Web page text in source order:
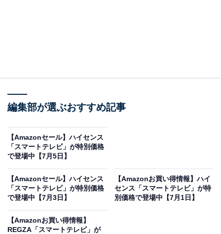
いもの部
のがもっと楽しく、もっとお得になる情報をお届け。編集部員によ
る独自レビューなど、ここでしか手に入らない情報も満載です。
※本記事で紹介している商品の購入やサービスの利用により、売上の一部が
オールアバウトに還元されることがあります。
定価格に！ 15％オフで登場
編集部が選ぶおすすめ記事
【Amazonセール】ハイセンス
「スマートテレビ」が特別価格
で登場中【7月5日】
【Amazonセール】ハイセンス
「スマートテレビ」が特別価格
で登場中【7月3日】
【Amazonお買い得情報】ハイ
センス「スマートテレビ」が特
別価格で登場中【7月1日】
【Amazonお買い得情報】
REGZA「スマートテレビ」が